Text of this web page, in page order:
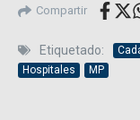
Compartir
Etiquetado:
Hospitales
MP